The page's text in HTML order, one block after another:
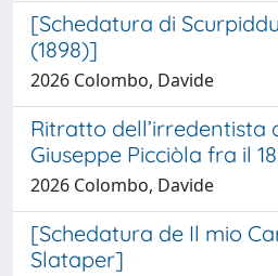
[Schedatura di
(1898)]
2026 Colombo, Davide
Ritratto dell’irredentista
Giuseppe Picciòla fra il
2026 Colombo, Davide
[Schedatura de Il mio
Slataper]